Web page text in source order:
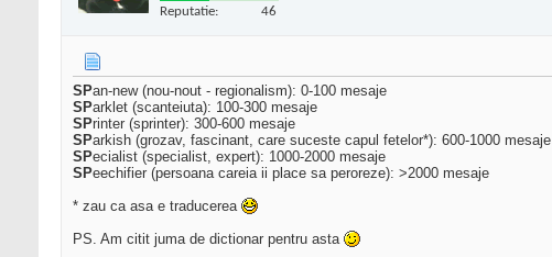
Reputatie: 46
SPan-new (nou-nout - regionalism): 0-100 mesaje
SParklet (scanteiuta): 100-300 mesaje
SPrinter (sprinter): 300-600 mesaje
SParkish (grozav, fascinant, care suceste capul fetelor*): 600-1000 mesaje
SPecialist (specialist, expert): 1000-2000 mesaje
SPeechifier (persoana careia ii place sa peroreze): >2000 mesaje
* zau ca asa e traducerea
PS. Am citit juma de dictionar pentru asta